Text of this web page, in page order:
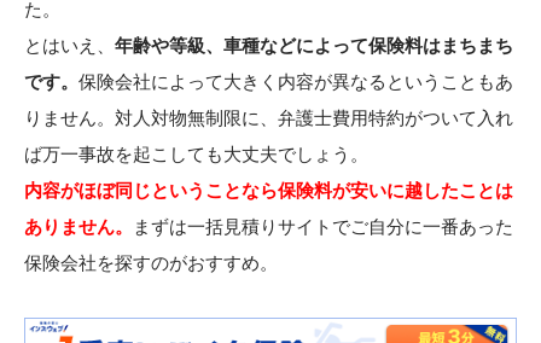
た。
とはいえ、 年齢や等級、車種などによって保険料はまちまち
です。 保険会社によって大きく内容が異なるということもあ
りません。対人対物無制限に、弁護士費用特約がついて入れ
ば万一事故を起こしても大丈夫でしょう。
内容がほぼ同じということなら保険料が安いに越したことは
ありません。
まずは一括見積りサイトでご自分に一番あった
保険会社を探すのがおすすめ。